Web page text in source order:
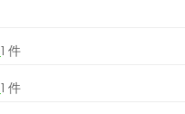
1 件
1 件